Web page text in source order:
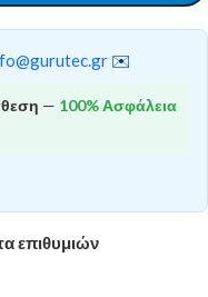
✉️
— 100% Ασφάλεια
επιθυμιών